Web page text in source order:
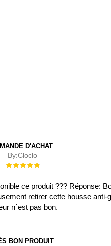
D'ACHAT
By:Cloclo
Évaluation :
ce produit ??? Réponse:
retirer cette housse anti-
n´est pas bon.
BON PRODUIT